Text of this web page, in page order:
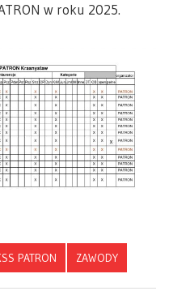
w roku 2025.
PATRON ZAWODY